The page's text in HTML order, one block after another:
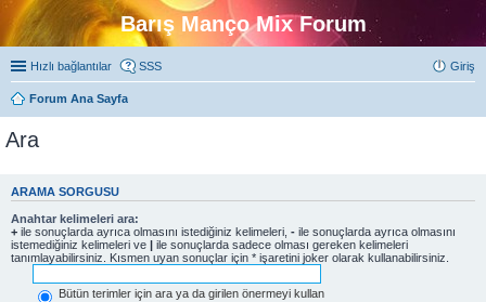
Barış Manço Mix Forum
Hızlı bağlantılar SSS Giriş
Forum Ana Sayfa
Ara
ARAMA SORGUSU
Anahtar kelimeleri ara:
+ ile sonuçlarda ayrıca olmasını istediğiniz kelimeleri, - ile sonuçlarda ayrıca olmasını
istemediğiniz kelimeleri ve | ile sonuçlarda sadece olması gereken kelimeleri
tanımlayabilirsiniz. Kısmen uyan sonuçlar için * işaretini joker olarak kullanabilirsiniz.
Bütün terimler için ara ya da girilen önermeyi kullan